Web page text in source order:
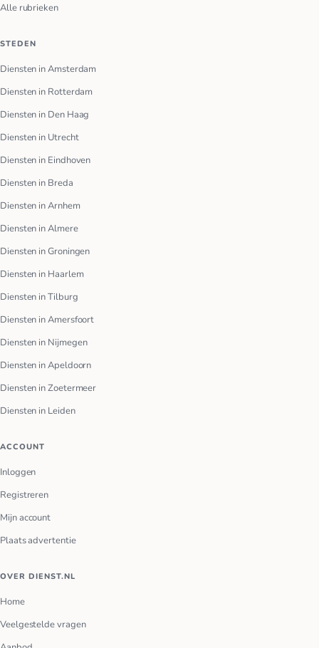
Alle rubrieken
STEDEN
Diensten in Amsterdam
Diensten in Rotterdam
Diensten in Den Haag
Diensten in Utrecht
Diensten in Eindhoven
Diensten in Breda
Diensten in Arnhem
Diensten in Almere
Diensten in Groningen
Diensten in Haarlem
Diensten in Tilburg
Diensten in Amersfoort
Diensten in Nijmegen
Diensten in Apeldoorn
Diensten in Zoetermeer
Diensten in Leiden
ACCOUNT
Inloggen
Registreren
Mijn account
Plaats advertentie
OVER DIENST.NL
Home
Veelgestelde vragen